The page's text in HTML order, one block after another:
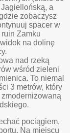
a
zobaczysz
spacer w
Zamku
na dolinę
nad rzeką
wśród zieleni
To niemal
3 metrów, który
zmodernizowaną
pociągiem,
Na miejscu